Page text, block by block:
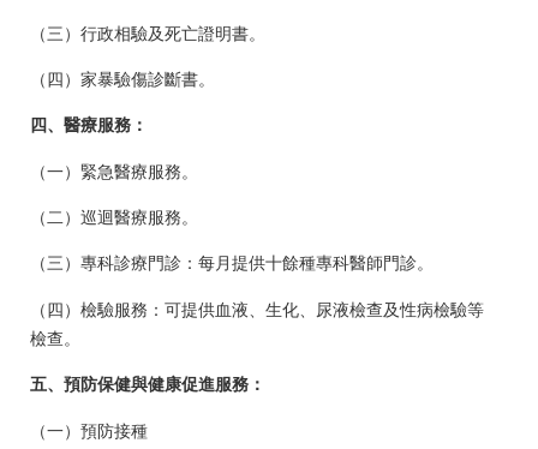
（三）行政相驗及死亡證明書。
（四）家暴驗傷診斷書。
四、醫療服務：
（一）緊急醫療服務。
（二）巡迴醫療服務。
（三）專科診療門診：每月提供十餘種專科醫師門診。
（四）檢驗服務：可提供血液、生化、尿液檢查及性病檢驗等
檢查。
五、預防保健與健康促進服務：
（一）預防接種